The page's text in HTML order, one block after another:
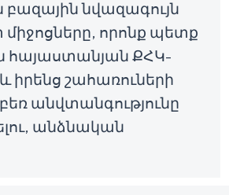
բազային նվազագույն
որոնք պետք
հայաստանյան ՔՀԿ-
և իրենց շահառուների
անվտանգությունը
անձնական